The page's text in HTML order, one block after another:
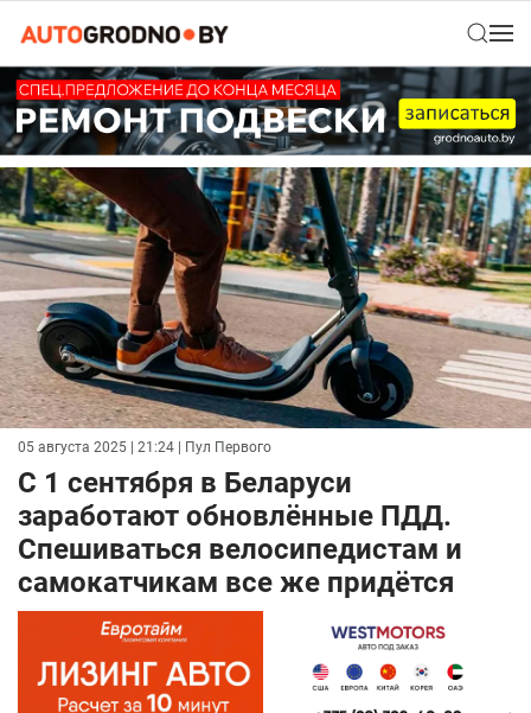
05 августа 2025 | 21:24 | Пул Первого
С 1 сентября в Беларуси
заработают обновлённые ПДД.
Спешиваться велосипедистам и
самокатчикам все же придётся